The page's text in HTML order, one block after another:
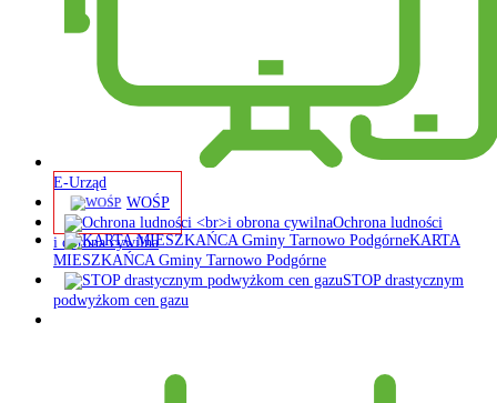
E-Urząd
WOŚP
Ochrona ludności
i obrona cywilna
KARTA
MIESZKAŃCA Gminy Tarnowo Podgórne
STOP drastycznym
podwyżkom cen gazu